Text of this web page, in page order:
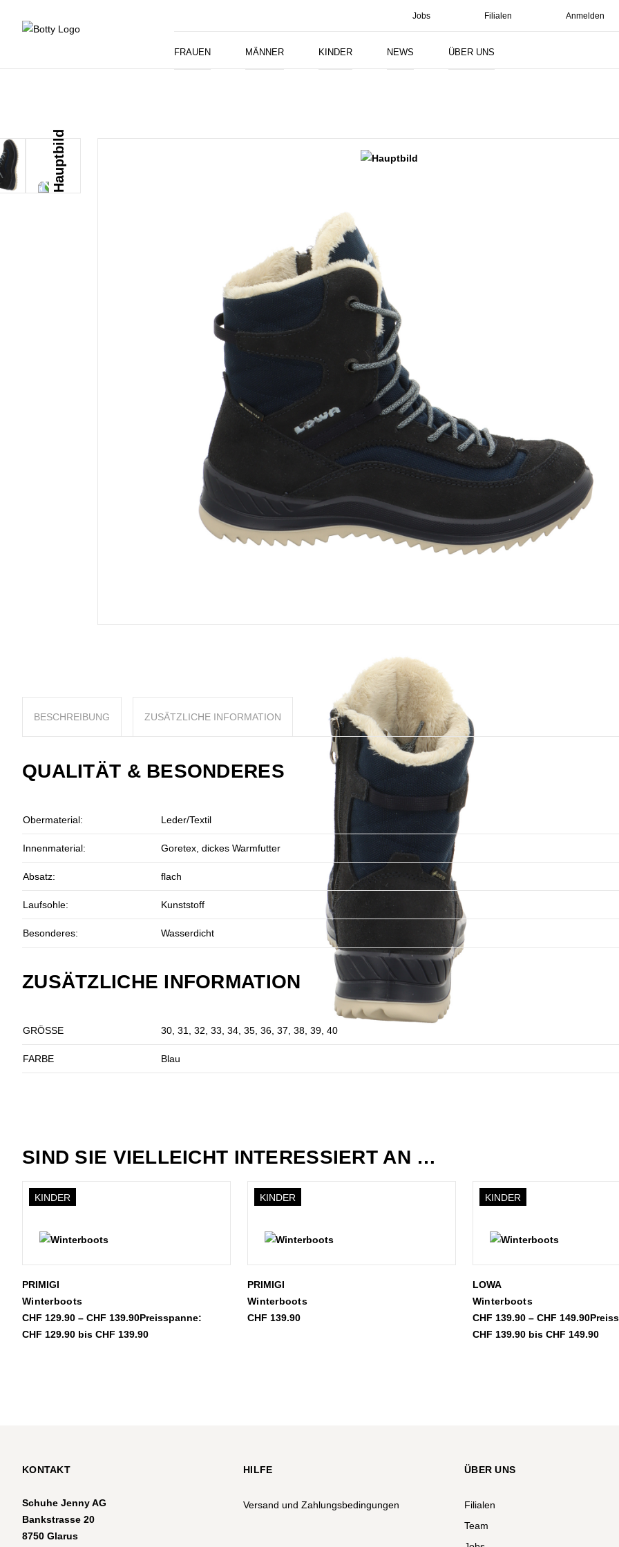
Jobs Filialen Anmelden
FRAUEN MÄNNER KINDER NEWS ÜBER UNS
BESCHREIBUNG ZUSÄTZLICHE INFORMATION
QUALITÄT & BESONDERES
Obermaterial: Leder/Textil
Innenmaterial: Goretex, dickes Warmfutter
Absatz: flach
Laufsohle: Kunststoff
Besonderes: Wasserdicht
ZUSÄTZLICHE INFORMATION
GRÖSSE 30, 31, 32, 33, 34, 35, 36, 37, 38, 39, 40
FARBE Blau
SIND SIE VIELLEICHT INTERESSIERT AN …
KINDER
PRIMIGI
Winterboots
CHF 129.90 – CHF 139.90Preisspanne:
CHF 129.90 bis CHF 139.90
KINDER
PRIMIGI
Winterboots
CHF 139.90
KINDER
LOWA
Winterboots
CHF 139.90 – CHF 149.90
CHF 139.90 bis CHF 149.90
KONTAKT
Schuhe Jenny AG
Bankstrasse 20
8750 Glarus
HILFE
Versand und Zahlungsbedingungen
ÜBER UNS
Filialen
Team